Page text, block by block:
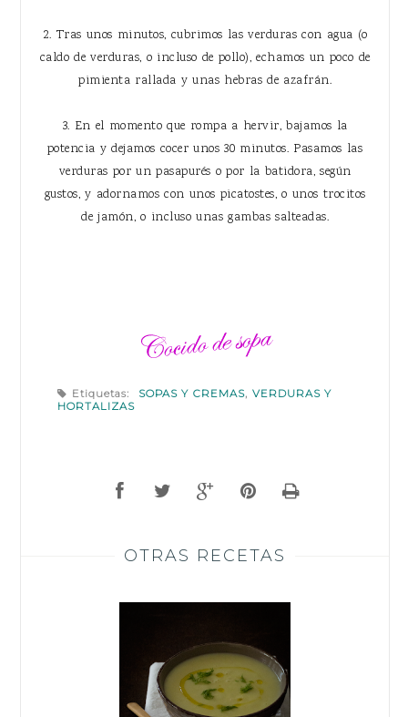
2. Tras unos minutos, cubrimos las verduras con agua (o
caldo de verduras, o incluso de pollo), echamos un poco de
pimienta rallada y unas hebras de azafrán.
3. En el momento que rompa a hervir, bajamos la
potencia y dejamos cocer unos 30 minutos. Pasamos las
verduras por un pasapurés o por la batidora, según
gustos, y adornamos con unos picatostes, o unos trocitos
de jamón, o incluso unas gambas salteadas.
Etiquetas: SOPAS Y CREMAS, VERDURAS Y
HORTALIZAS
OTRAS RECETAS